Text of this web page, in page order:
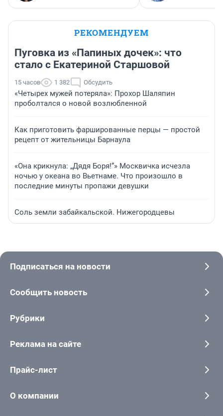
РЕКОМЕНДУЕМ
Пуговка из «Папиных дочек»: что
стало с Екатериной Старшовой
15 часов 1 382 Обсудить
«Четырех мужей потеряла»: Прохор Шаляпин
проболтался о новой возлюбленной
Как приготовить фаршированные перцы — простой
рецепт от жительницы Барнаула
«Она крикнула: „Дядя Боря!“» Москвичка исчезла
ночью у океана во Вьетнаме. Что произошло в
последние минуты пропажи девушки
Соль земли забайкальской. Нижегородцевы
Подписаться на новости
Сообщить новость
Рубрики
Реклама на сайте
Прайс-лист
О компании